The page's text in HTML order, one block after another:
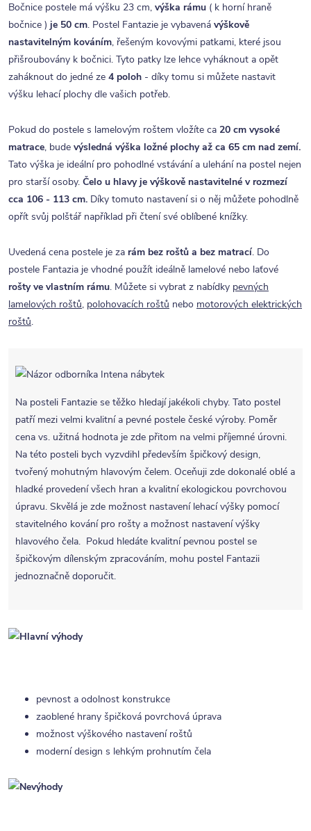
Bočnice postele má výšku 23 cm, výška rámu ( k horní hraně
bočnice ) je 50 cm. Postel Fantazie je vybavená výškově
nastavitelným kováním, řešeným kovovými patkami, které jsou
přišroubovány k bočnici. Tyto patky lze lehce vyháknout a opět
zaháknout do jedné ze 4 poloh - díky tomu si můžete nastavit
výšku lehací plochy dle vašich potřeb.
Pokud do postele s lamelovým roštem vložíte ca 20 cm vysoké
matrace, bude výsledná výška ložné plochy až ca 65 cm nad zemí.
Tato výška je ideální pro pohodlné vstávání a ulehání na postel nejen
pro starší osoby. Čelo u hlavy je výškově nastavitelné v rozmezí
cca 106 - 113 cm. Díky tomuto nastavení si o něj můžete pohodlně
opřít svůj polštář například při čtení své oblíbené knížky.
Uvedená cena postele je za rám bez roštů a bez matrací. Do
postele Fantazia je vhodné použít ideálně lamelové nebo laťové
rošty ve vlastním rámu. Můžete si vybrat z nabídky pevných
lamelových roštů, polohovacích roštů nebo motorových elektrických
roštů.
Na posteli Fantazie se těžko hledají jakékoli chyby. Tato postel
patří mezi velmi kvalitní a pevné postele české výroby. Poměr
cena vs. užitná hodnota je zde přitom na velmi příjemné úrovni.
Na této posteli bych vyzvdihl především špičkový design,
tvořený mohutným hlavovým čelem. Oceňuji zde dokonalé oblé a
hladké provedení všech hran a kvalitní ekologickou povrchovou
úpravu. Skvělá je zde možnost nastavení lehací výšky pomocí
stavitelného kování pro rošty a možnost nastavení výšky
hlavového čela. Pokud hledáte kvalitní pevnou postel se
špičkovým dílenským zpracováním, mohu postel Fantazii
jednoznačně doporučit.
pevnost a odolnost konstrukce
zaoblené hrany špičková povrchová úprava
možnost výškového nastavení roštů
moderní design s lehkým prohnutím čela